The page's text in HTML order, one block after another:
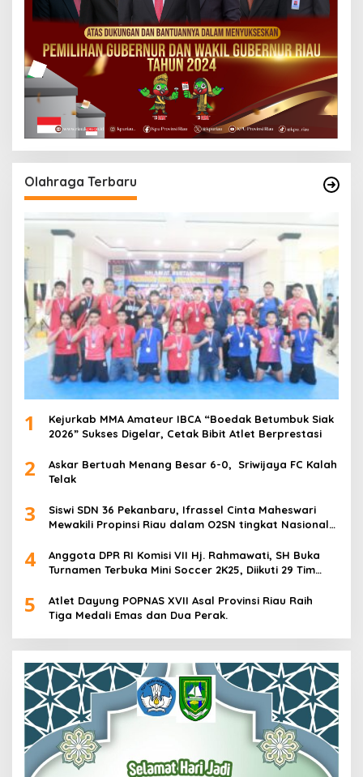
Olahraga Terbaru
1
Kejurkab MMA Amateur IBCA “Boedak Betumbuk Siak
2026” Sukses Digelar, Cetak Bibit Atlet Berprestasi
2
Askar Bertuah Menang Besar 6-0, Sriwijaya FC Kalah
Telak
3
Siswi SDN 36 Pekanbaru, Ifrassel Cinta Maheswari
Mewakili Propinsi Riau dalam O2SN tingkat Nasional
4
Anggota DPR RI Komisi VII Hj. Rahmawati, SH Buka
Turnamen Terbuka Mini Soccer 2K25, Diikuti 29 Tim
5
Atlet Dayung POPNAS XVII Asal Provinsi Riau Raih
Tiga Medali Emas dan Dua Perak.